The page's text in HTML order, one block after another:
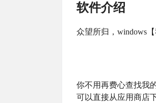
软件介绍
众望所归，windows
你不用再费心查找我
可以直接从应用商店